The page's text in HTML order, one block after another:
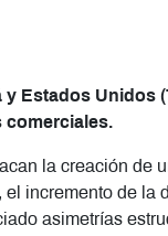
y Estados
comerciales.
la creación de
el incremento de
asimetrías